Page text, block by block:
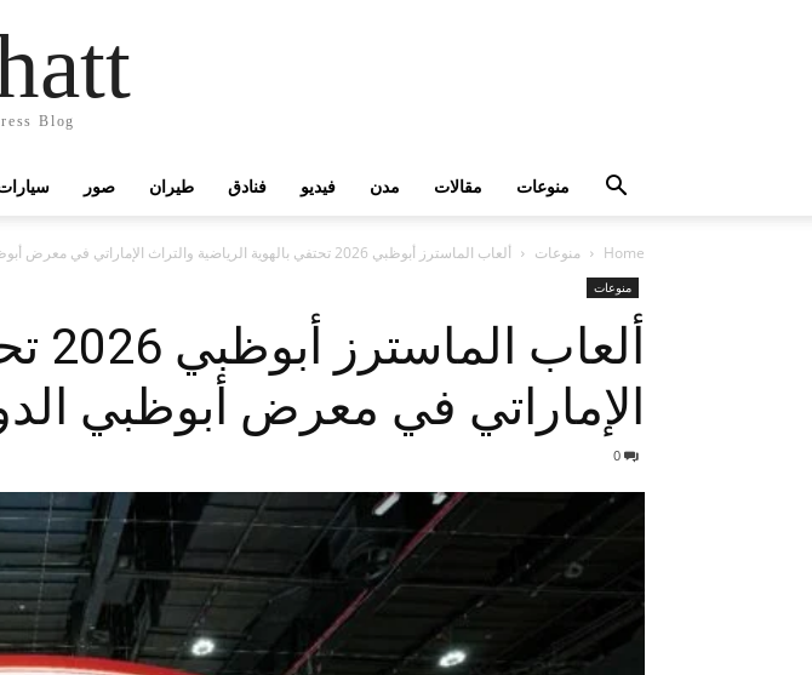
Blog
صور طيران فنادق فيديو مدن مقالات منوعات
Home منوعات ألعاب الماسترز أبوظبي 2026 تحتفي بالهوية الرياضية والتراث الإماراتي في معرض أبوظبي الدولي للصيد والفروسية
منوعات
الإماراتي في معرض أبوظبي